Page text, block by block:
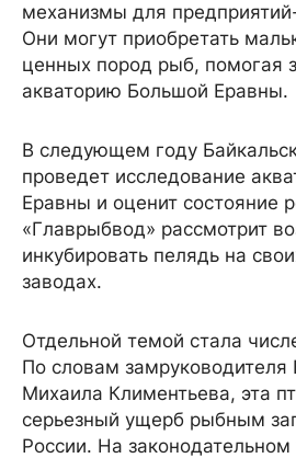
механизмы для
Они могут приобретать
ценных пород рыб, помогая
акваторию Большой Еравны.
В следующем году
проведет исследование
Еравны и оценит состояние
«Главрыбвод» рассмотрит
инкубировать пелядь на
заводах.
Отдельной темой стала
По словам замруководителя
Михаила Климентьева, эта
серьезный ущерб рыбным
России. На законодательном